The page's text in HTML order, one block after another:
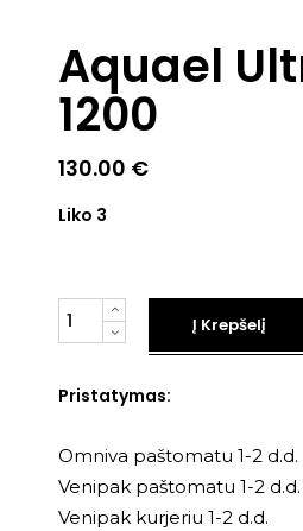
Aquael
1200
130.00 €
Liko 3
Kiekis
Į Krepšelį
Pristatymas:
Omniva paštomatu 1-2 d.d.
Venipak paštomatu 1-2 d.d.
Venipak kurjeriu 1-2 d.d.